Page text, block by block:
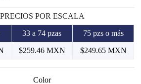
PRECIOS POR ESCALA
33 a 74 pzas 75 pzs o más
$259.46 MXN $249.65 MXN
Color